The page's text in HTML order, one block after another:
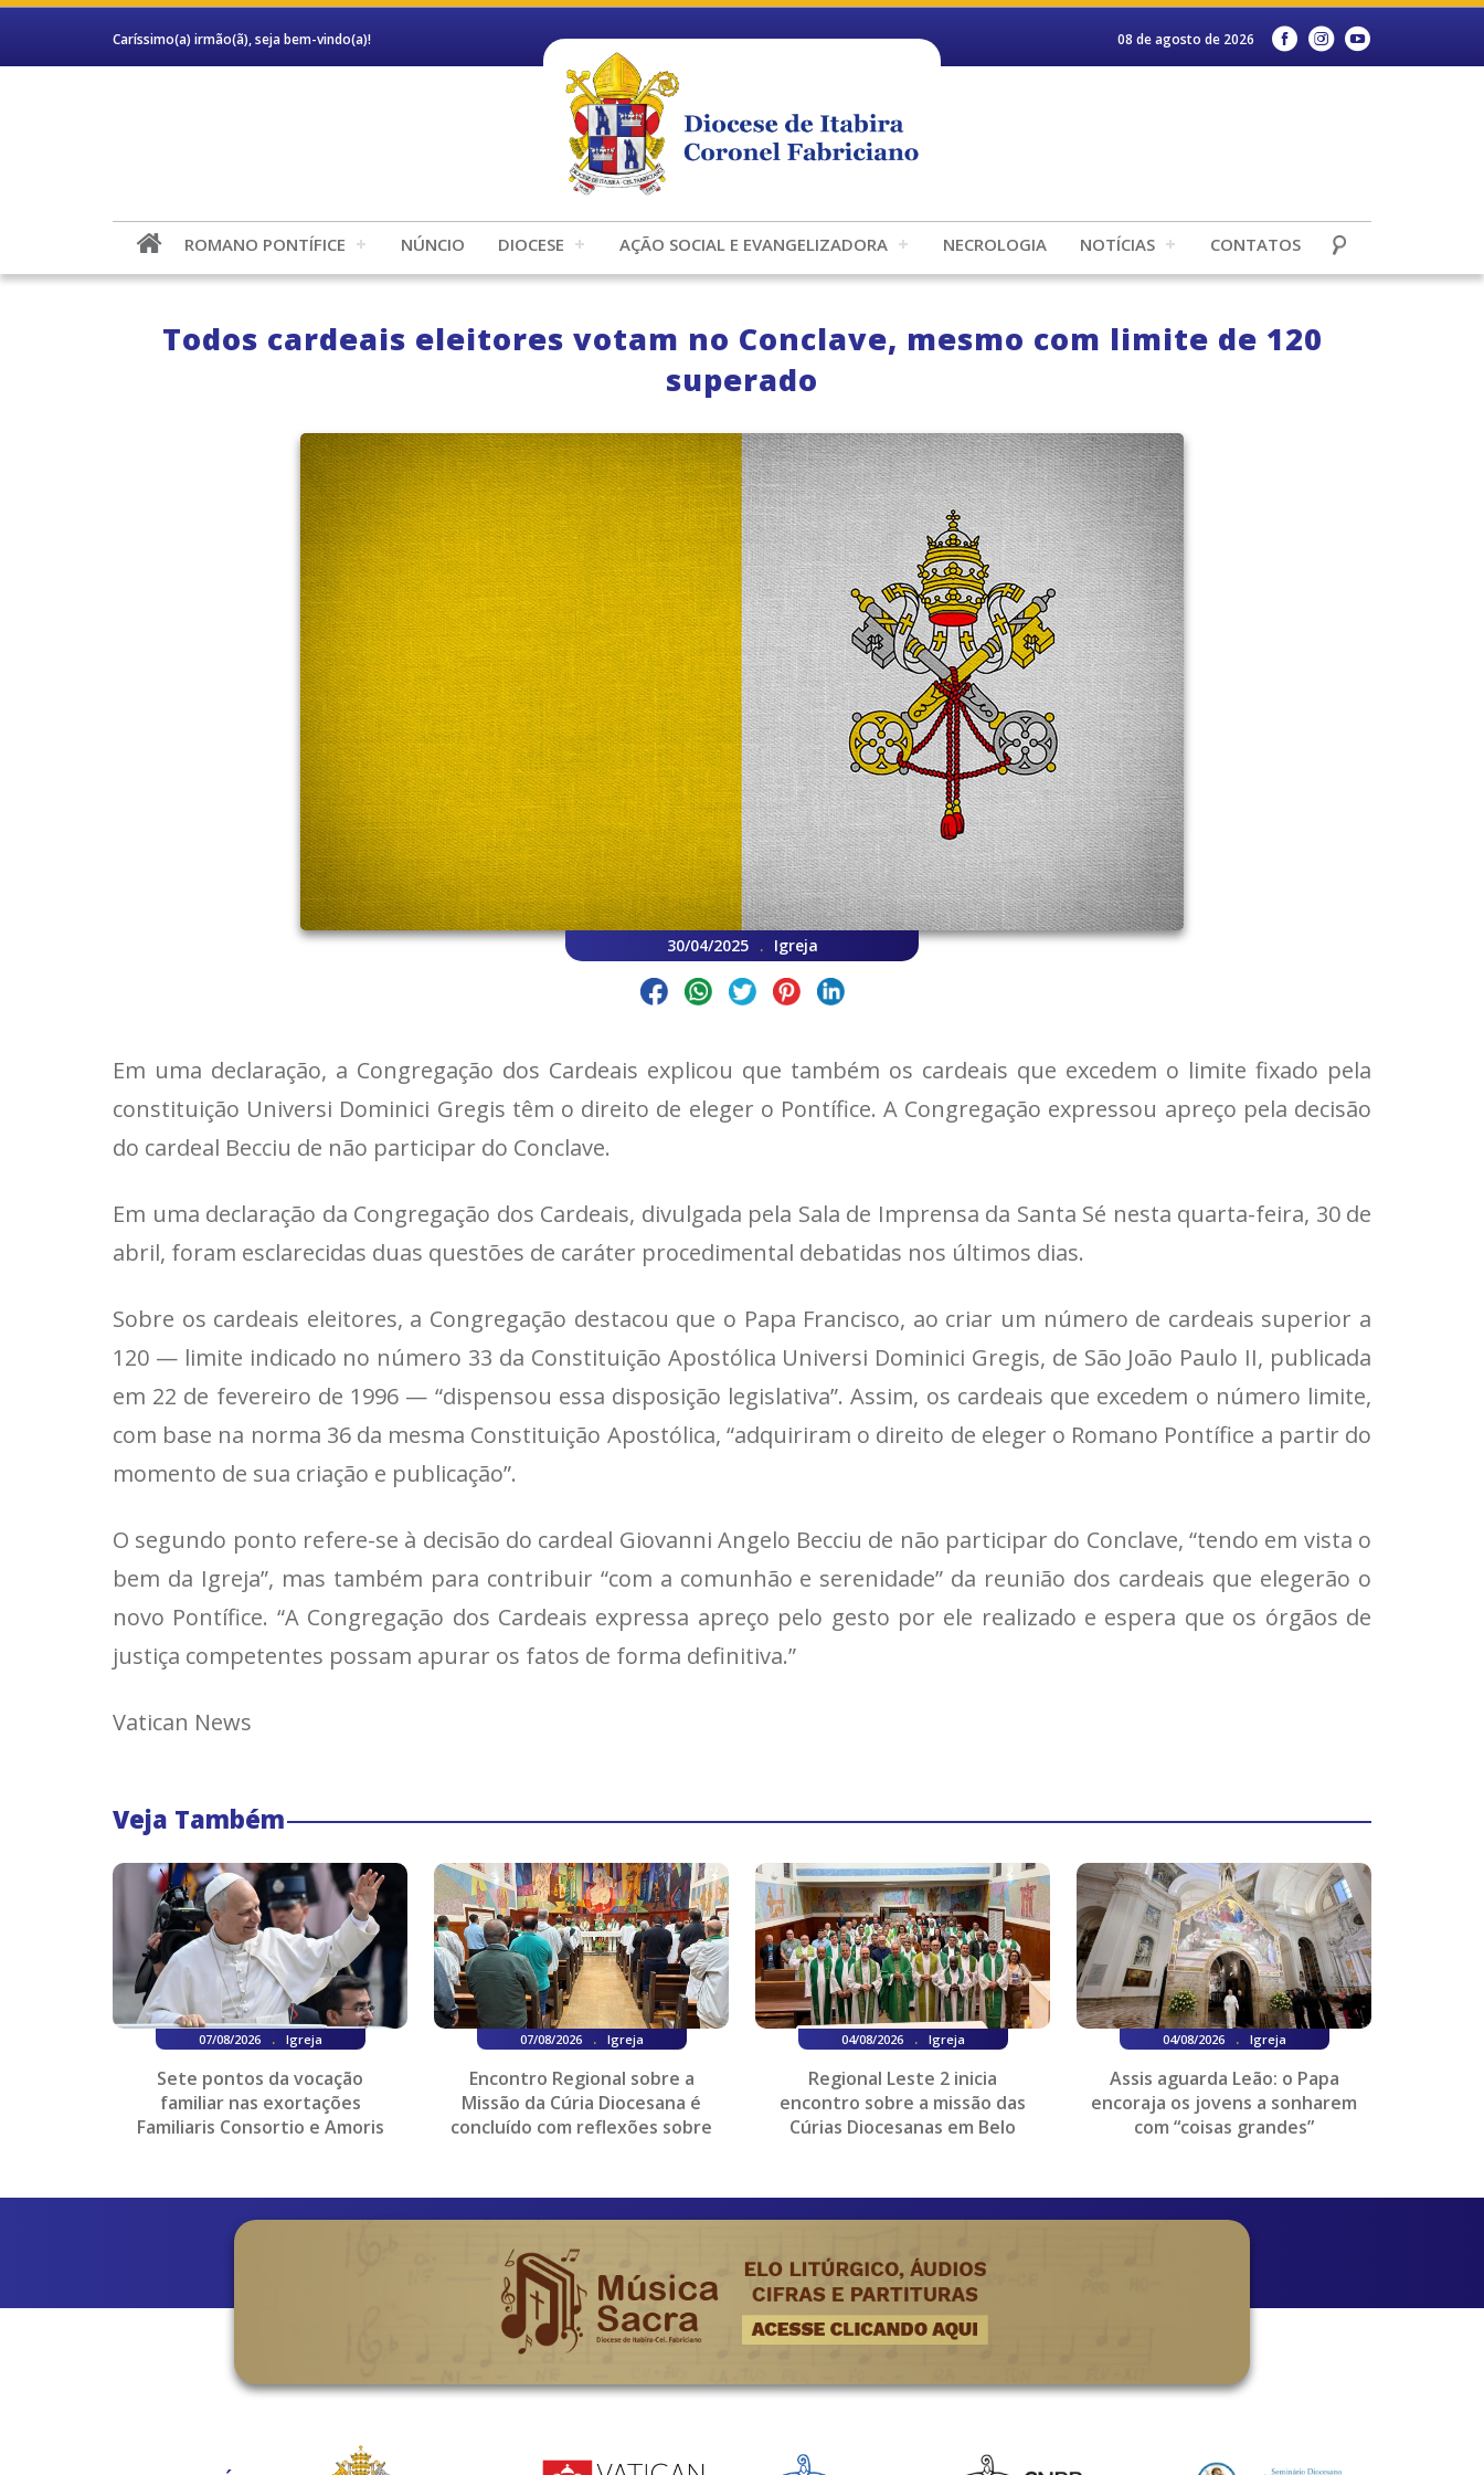
Caríssimo(a) irmão(ã), seja bem-vindo(a)! 08 de agosto de 2026
ROMANO PONTÍFICE NÚNCIO DIOCESE AÇÃO SOCIAL E EVANGELIZADORA NECROLOGIA NOTÍCIAS CONTATOS
Todos cardeais eleitores votam no Conclave, mesmo com limite de 120
superado
30/04/2025 . Igreja
Em uma declaração, a Congregação dos Cardeais explicou que também os cardeais que excedem o limite fixado pela
constituição Universi Dominici Gregis têm o direito de eleger o Pontífice. A Congregação expressou apreço pela decisão
do cardeal Becciu de não participar do Conclave.
Em uma declaração da Congregação dos Cardeais, divulgada pela Sala de Imprensa da Santa Sé nesta quarta-feira, 30 de
abril, foram esclarecidas duas questões de caráter procedimental debatidas nos últimos dias.
Sobre os cardeais eleitores, a Congregação destacou que o Papa Francisco, ao criar um número de cardeais superior a
120 — limite indicado no número 33 da Constituição Apostólica Universi Dominici Gregis, de São João Paulo II, publicada
em 22 de fevereiro de 1996 — “dispensou essa disposição legislativa”. Assim, os cardeais que excedem o número limite,
com base na norma 36 da mesma Constituição Apostólica, “adquiriram o direito de eleger o Romano Pontífice a partir do
momento de sua criação e publicação”.
O segundo ponto refere-se à decisão do cardeal Giovanni Angelo Becciu de não participar do Conclave, “tendo em vista o
bem da Igreja”, mas também para contribuir “com a comunhão e serenidade” da reunião dos cardeais que elegerão o
novo Pontífice. “A Congregação dos Cardeais expressa apreço pelo gesto por ele realizado e espera que os órgãos de
justiça competentes possam apurar os fatos de forma definitiva.”
Vatican News
Veja Também
07/08/2026 . Igreja
Sete pontos da vocação
familiar nas exortações
Familiaris Consortio e Amoris
07/08/2026 . Igreja
Encontro Regional sobre a
Missão da Cúria Diocesana é
concluído com reflexões sobre
04/08/2026 . Igreja
Regional Leste 2 inicia
encontro sobre a missão das
Cúrias Diocesanas em Belo
04/08/2026 . Igreja
Assis aguarda Leão: o Papa
encoraja os jovens a sonharem
com “coisas grandes”